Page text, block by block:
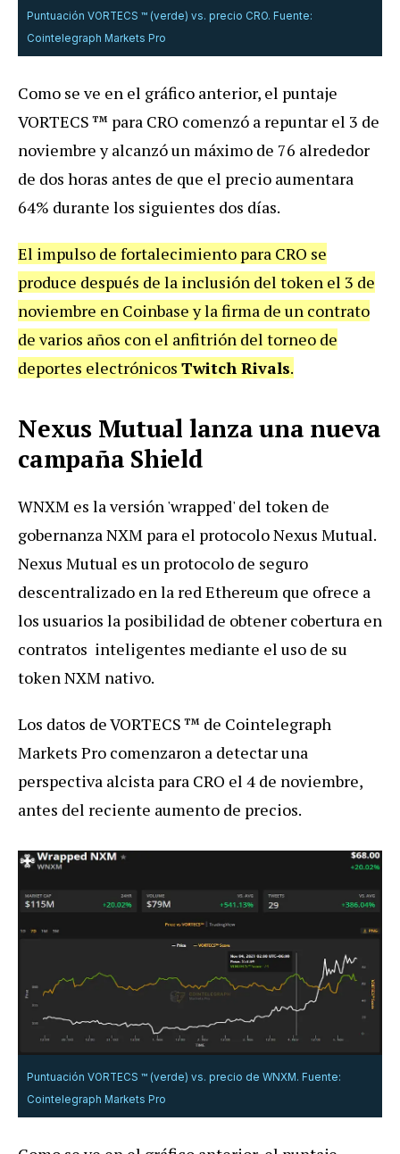
Puntuación VORTECS ™ (verde) vs. precio CRO. Fuente:
Cointelegraph Markets Pro
Como se ve en el gráfico anterior, el puntaje
VORTECS ™ para CRO comenzó a repuntar el 3 de
noviembre y alcanzó un máximo de 76 alrededor
de dos horas antes de que el precio aumentara
64% durante los siguientes dos días.
El impulso de fortalecimiento para CRO se
produce después de la inclusión del token el 3 de
noviembre en Coinbase y la firma de un contrato
de varios años con el anfitrión del torneo de
deportes electrónicos Twitch Rivals.
Nexus Mutual lanza una nueva
campaña Shield
WNXM es la versión 'wrapped' del token de
gobernanza NXM para el protocolo Nexus Mutual.
Nexus Mutual es un protocolo de seguro
descentralizado en la red Ethereum que ofrece a
los usuarios la posibilidad de obtener cobertura en
contratos inteligentes mediante el uso de su
token NXM nativo.
Los datos de VORTECS ™ de Cointelegraph
Markets Pro comenzaron a detectar una
perspectiva alcista para CRO el 4 de noviembre,
antes del reciente aumento de precios.
Puntuación VORTECS ™ (verde) vs. precio de WNXM. Fuente:
Cointelegraph Markets Pro